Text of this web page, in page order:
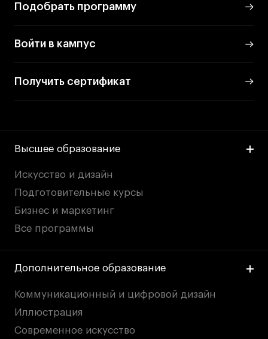
Подобрать программу
Войти в кампус
Получить сертификат
Высшее образование
Искусство и дизайн
Подготовительные курсы
Бизнес и маркетинг
Все программы
Дополнительное образование
Коммуникационный и цифровой дизайн
Иллюстрация
Современное искусство